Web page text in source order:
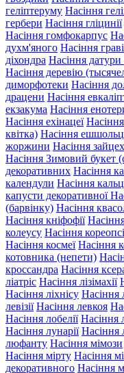
геліптеруму Насіння
гербери Насіння гліцинії
Насіння гомфокарпус
духм'яного Насіння
діхондра Насіння датури
Насіння деревію
диморфотеки Насіння
драцени Насіння
екзакума Насіння
Насіння ехінацеї
квітка) Насіння
жоржини Насіння
Насіння Зимовий букет
декоративних Насіння
календули Насіння
капусти декоративної
(барвінку) Насіння
Насіння кніфофії
колеусу Насіння
Насіння космеї Насіння
котовника (непети)
кроссандра Насіння
ліатріс Насіння лізімахії
Насіння ліхнісу Насіння
левізії Насіння левкоя
Насіння лобелії Насіння
Насіння лунарії Насіння
люфанту Насіння мімози
Насіння мірту Насіння
декоративного Насіння